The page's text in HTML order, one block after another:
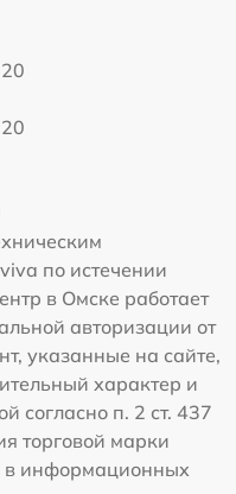
по истечении
в Омске работает
авторизации от
указанные на сайте,
характер и
согласно п. 2 ст. 437
торговой марки
в информационных